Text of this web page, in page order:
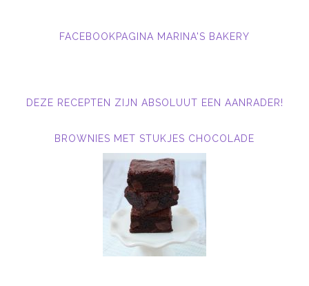
FACEBOOKPAGINA MARINA'S BAKERY
DEZE RECEPTEN ZIJN ABSOLUUT EEN AANRADER!
BROWNIES MET STUKJES CHOCOLADE